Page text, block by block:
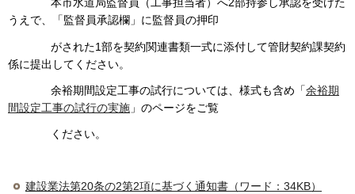
本市水道局監督員（工事担当者）へ2部持参し承認を受けた
うえで、「監督員承認欄」に監督員の押印
がされた1部を契約関連書類一式に添付して管財契約課契約
係に提出してください。
余裕期間設定工事の試行については、様式も含め「余裕期
間設定工事の試行の実施 」のページをご覧
ください。
建設業法第20条の2第2項に基づく通知書（ワード：34KB）